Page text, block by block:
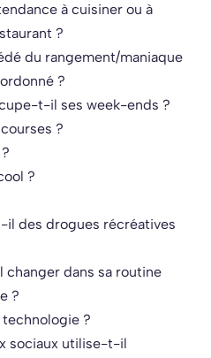
à cuisiner ou à
?
du rangement/maniaque
?
t-il ses week-ends ?
?
?
il des drogues récréatives
changer dans sa routine
?
?
sociaux utilise-t-il